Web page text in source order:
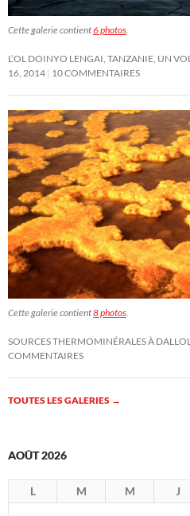
Cette galerie contient6 photos
L’OL DOINYO LENGAI, TANZANIE, UN
16, 2014 10 COMMENTAIRES
Cette galerie contient8 photos
SOURCES THERMOMINÉRALES À
COMMENTAIRES
TOUTES LES GALERIES →
AOÛT 2026
L M M J